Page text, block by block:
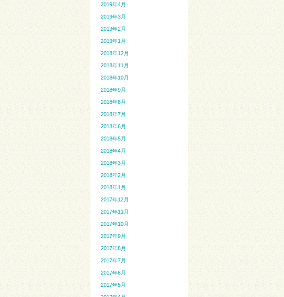
2019年4月
2019年3月
2019年2月
2019年1月
2018年12月
2018年11月
2018年10月
2018年9月
2018年8月
2018年7月
2018年6月
2018年5月
2018年4月
2018年3月
2018年2月
2018年1月
2017年12月
2017年11月
2017年10月
2017年9月
2017年8月
2017年7月
2017年6月
2017年5月